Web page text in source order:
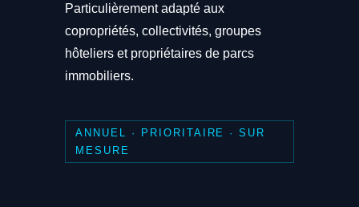
Particulièrement adapté aux
copropriétés, collectivités, groupes
hôteliers et propriétaires de parcs
immobiliers.
ANNUEL · PRIORITAIRE · SUR
MESURE